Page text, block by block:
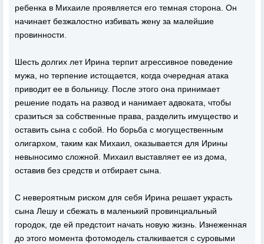
ребенка в Михаиле проявляется его темная сторона. Он
начинает безжалостно избивать жену за малейшие
провинности.
Шесть долгих лет Ирина терпит агрессивное поведение
мужа, но терпение истощается, когда очередная атака
приводит ее в больницу. После этого она принимает
решение подать на развод и нанимает адвоката, чтобы
сразиться за собственные права, разделить имущество и
оставить сына с собой. Но борьба с могущественным
олигархом, таким как Михаил, оказывается для Ирины
невыносимо сложной. Михаил выставляет ее из дома,
оставив без средств и отбирает сына.
С невероятным риском для себя Ирина решает украсть
сына Лешу и сбежать в маленький провинциальный
городок, где ей предстоит начать новую жизнь. Изнеженная
до этого момента фотомодель сталкивается с суровыми